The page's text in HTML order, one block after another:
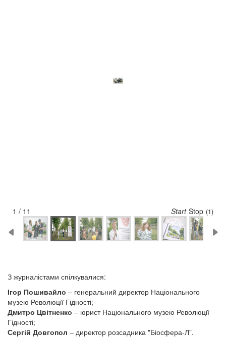
2 / 11 Start Stop (5)
З журналістами спілкувалися:
Ігор Пошивайло – генеральний директор Національного
музею Революції Гідності;
Дмитро Цвітненко – юрист Національного музею Революції
Гідності;
Сергій Довгопол – директор розсадника "Біосфера-Л".